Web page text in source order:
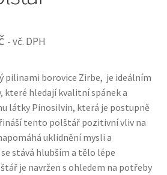
Rozpětí
884 Kč
až
2987 Kč
- vč. DPH
pilinami borovice Zirbe, je ideálním
které hledají kvalitní spánek a
látky Pinosilvin, která je postupně
tento polštář pozitivní vliv na
uklidnění mysli a
stává hlubším a tělo lépe
je navržen s ohledem na potřeby